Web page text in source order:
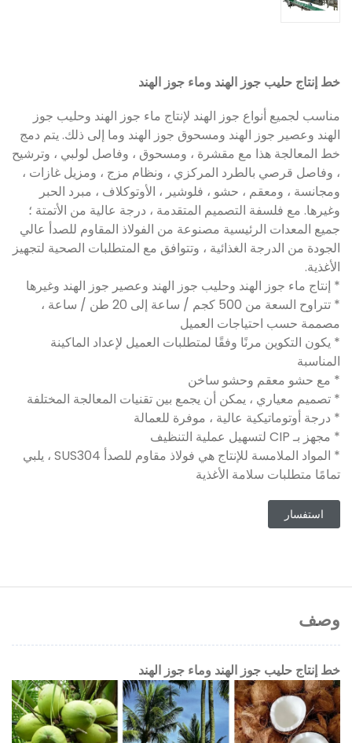
خط إنتاج حليب جوز الهند وماء جوز الهند
مناسب لجميع أنواع جوز الهند لإنتاج ماء جوز الهند وحليب جوز
الهند وعصير جوز الهند ومسحوق جوز الهند وما إلى ذلك. يتم دمج
خط المعالجة هذا مع مقشرة ، ومسحوق ، وفاصل لولبي ، وترشيح
، وفاصل قرصي بالطرد المركزي ، ونظام مزج ، ومزيل غازات ،
ومجانسة ، ومعقم ، حشو ، فلوشير ، الأوتوكلاف ، مبرد الحبر
وغيرها. مع فلسفة التصميم المتقدمة ، درجة عالية من الأتمتة ؛
جميع المعدات الرئيسية مصنوعة من الفولاذ المقاوم للصدأ عالي
الجودة من الدرجة الغذائية ، وتتوافق مع المتطلبات الصحية لتجهيز
الأغذية.
* إنتاج ماء جوز الهند وحليب جوز الهند وعصير جوز الهند وغيرها
* تتراوح السعة من 500 كجم / ساعة إلى 20 طن / ساعة ،
مصممة حسب احتياجات العميل
* يكون التكوين مرنًا وفقًا لمتطلبات العميل لإعداد الماكينة
المناسبة
* مع حشو معقم وحشو ساخن
* تصميم معياري ، يمكن أن يجمع بين تقنيات المعالجة المختلفة
* درجة أوتوماتيكية عالية ، موفرة للعمالة
* مجهز بـ CIP لتسهيل عملية التنظيف
* المواد الملامسة للإنتاج هي فولاذ مقاوم للصدأ SUS304 ، يلبي
تمامًا متطلبات سلامة الأغذية
استفسار
وصف
خط إنتاج حليب جوز الهند وماء جوز الهند